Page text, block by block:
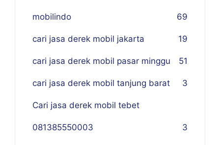
mobilindo 69
cari jasa derek mobil jakarta 19
cari jasa derek mobil pasar minggu 51
cari jasa derek mobil tanjung barat 3
Cari jasa derek mobil tebet
081385550003 3